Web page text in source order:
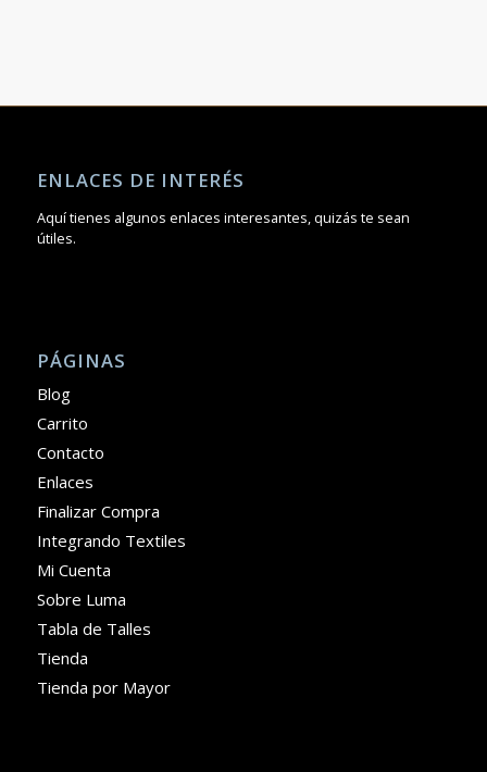
ENLACES DE INTERÉS
Aquí tienes algunos enlaces interesantes, quizás te sean
útiles.
PÁGINAS
Blog
Carrito
Contacto
Enlaces
Finalizar Compra
Integrando Textiles
Mi Cuenta
Sobre Luma
Tabla de Talles
Tienda
Tienda por Mayor